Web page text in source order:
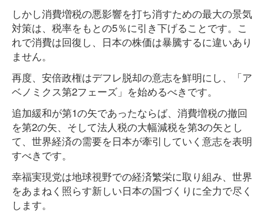
しかし消費増税の悪影響を打ち消すための最大の景気
対策は、税率をもとの5％に引き下げることです。こ
れで消費は回復し、日本の株価は暴騰するに違いあり
ません。
再度、安倍政権はデフレ脱却の意志を鮮明にし、「ア
ベノミクス第2フェーズ」を始めるべきです。
追加緩和が第1の矢であったならば、消費増税の撤回
を第2の矢、そして法人税の大幅減税を第3の矢とし
て、世界経済の需要を日本が牽引していく意志を表明
すべきです。
幸福実現党は地球視野での経済繁栄に取り組み、世界
をあまねく照らす新しい日本の国づくりに全力で尽く
します。